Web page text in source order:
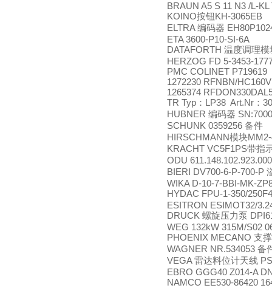
BRAUN A5 S 11 N3 /L-
KOINO按钮KH-3065EB
ELTRA编码器
ETA 3600-P10-SI-6A
DATAFORTH 温度调理模
HERZOG FD 5-3453-
PMC COLINET P719619
1272230 RFNBN/
1265374
TR Typ ： LP38 Art.Nr ：
HUBNER 编码器
SCHUNK 0359256 备件
HIRSCHMANN模块
KRACHT VC5F1PS带指
ODU
BIERI DV700-6-P-700-P
WIKA D-10-7-BBI-MK-
HYDAC FPU-1-350/
ESITRON ESIMOT32/
DRUCK 螺旋压力泵
WEG 132kW 315M/S02
PHOENIX MECANO 支
WAGNER NR.534053 备
VEGA雷达料位计天线
EBRO GGG40 Z014-A
NAMCO EE530-86420